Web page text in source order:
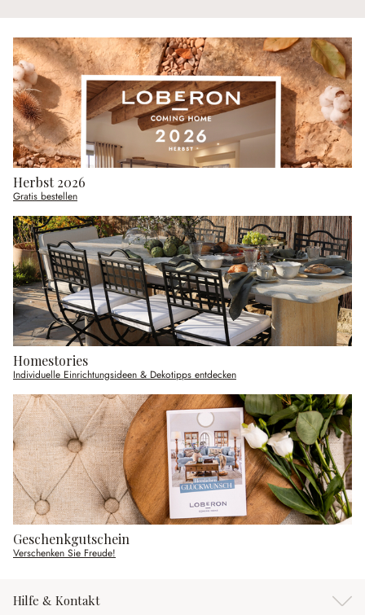
Herbst 2026
Gratis bestellen
Homestories
Individuelle Einrichtungsideen & Dekotipps entdecken
Geschenkgutschein
Verschenken Sie Freude!
Hilfe & Kontakt